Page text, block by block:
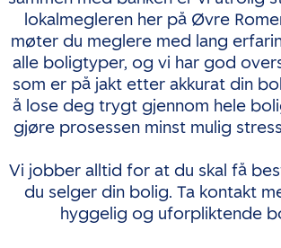
lokalmegleren her på Øvre
møter du meglere med lang
alle boligtyper, og vi har god
som er på jakt etter akkurat din
å lose deg trygt gjennom hele
gjøre prosessen minst mulig
Vi jobber alltid for at du skal få
du selger din bolig. Ta kontakt
hyggelig og uforpliktende